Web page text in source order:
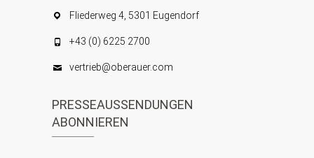
Fliederweg 4, 5301 Eugendorf
+43 (0) 6225 2700
vertrieb@oberauer.com
PRESSEAUSSENDUNGEN
ABONNIEREN